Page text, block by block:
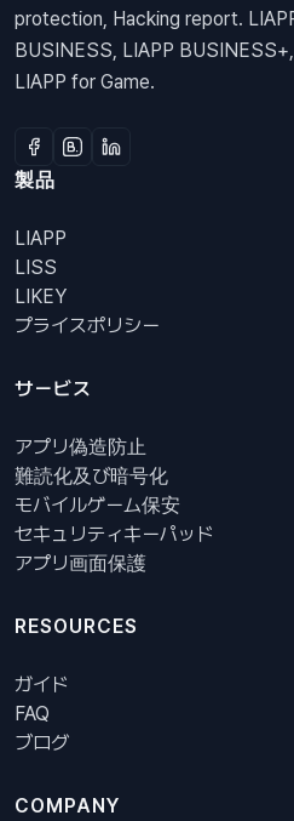
protection, Hacking report.
BUSINESS, LIAPP
LIAPP for Game.
製品
LIAPP
LISS
LIKEY
プライスポリシー
サービス
アプリ偽造防止
難読化及び暗号化
モバイルゲーム保安
セキュリティキーパッド
アプリ画面保護
RESOURCES
ガイド
FAQ
ブログ
COMPANY